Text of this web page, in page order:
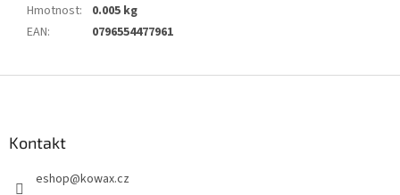
Hmotnost:
0.005 kg
EAN: 0796554477961
Kontakt
eshop@kowax.cz